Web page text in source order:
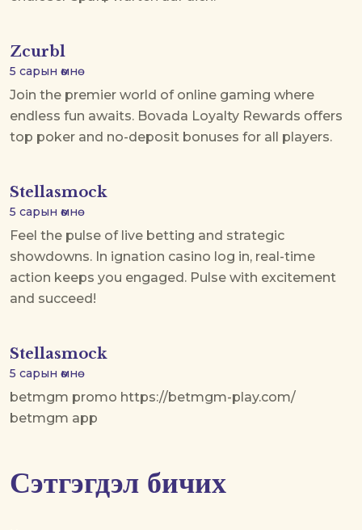
Zcurbl
5 сарын өмнө
Join the premier world of online gaming where
endless fun awaits. Bovada Loyalty Rewards offers
top poker and no-deposit bonuses for all players.
Stellasmock
5 сарын өмнө
Feel the pulse of live betting and strategic
showdowns. In ignation casino log in, real-time
action keeps you engaged. Pulse with excitement
and succeed!
Stellasmock
5 сарын өмнө
betmgm promo https://betmgm-play.com/
betmgm app
Сэтгэгдэл бичих